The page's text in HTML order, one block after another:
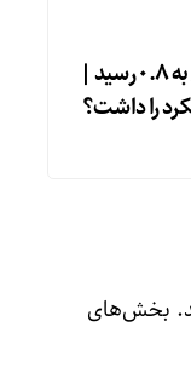
قدرت خریدار حقیقی به ۰.۸ رسید |
را داشت؟
بخش‌های